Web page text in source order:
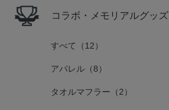
コラボ・メモリアルグッズ
すべて（12）
アパレル（8）
タオルマフラー（2）